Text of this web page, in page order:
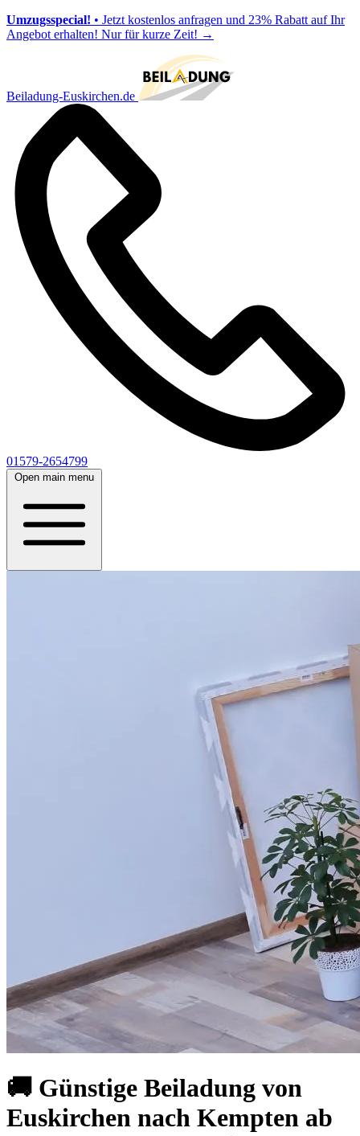
Umzugsspecial! • Jetzt kostenlos anfragen und 23% Rabatt auf Ihr
Angebot erhalten! Nur für kurze Zeit! →
Beiladung-Euskirchen.de
01579-2654799
Open main menu
🚚 Günstige Beiladung von
Euskirchen nach Kempten ab